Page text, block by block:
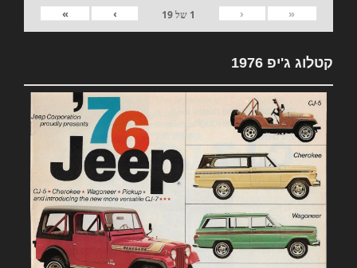
«
‹
1 של19
›
»
קטלוג ג'יפ 1976